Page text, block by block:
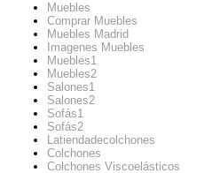
Muebles
Comprar Muebles
Muebles Madrid
Imagenes Muebles
Muebles1
Muebles2
Salones1
Salones2
Sofás1
Sofás2
Latiendadecolchones
Colchones
Colchones Viscoelásticos